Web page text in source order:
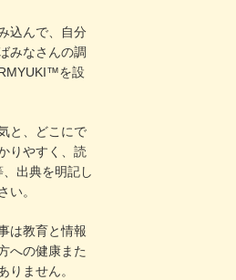
込んで、自分
みなさんの調
を設
と、どこにで
りやすく、読
出典を明記し
い。
は教育と情報
への健康また
りません。